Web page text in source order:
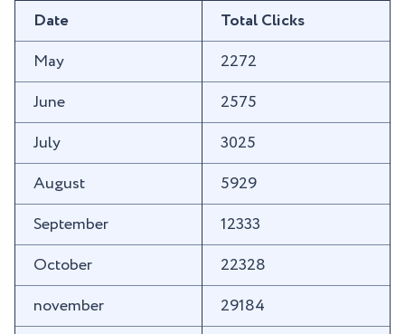
Date
Total Clicks
May
2272
June
2575
July
3025
August
5929
September
12333
October
22328
november
29184